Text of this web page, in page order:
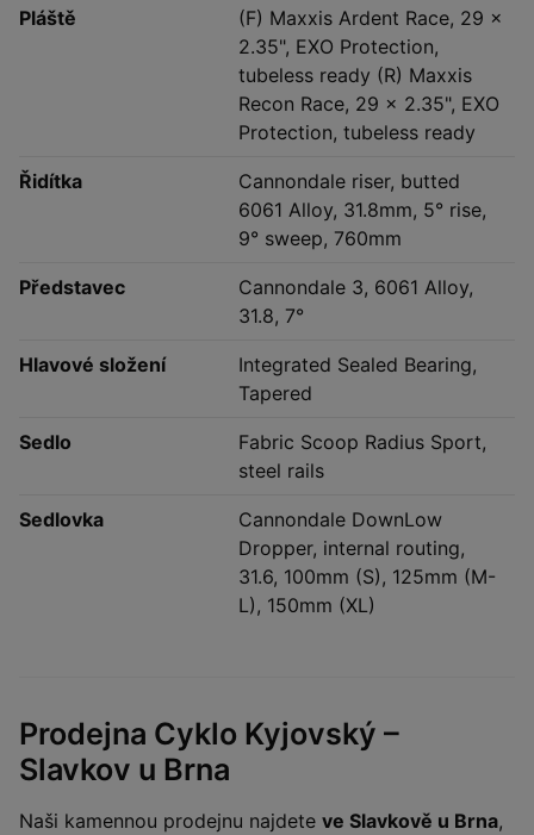
Pláště
(F) Maxxis Ardent Race, 29 x
2.35", EXO Protection,
tubeless ready (R) Maxxis
Recon Race, 29 x 2.35", EXO
Protection, tubeless ready
Řidítka
Cannondale riser, butted
6061 Alloy, 31.8mm, 5° rise,
9° sweep, 760mm
Představec
Cannondale 3, 6061 Alloy,
31.8, 7°
Hlavové složení
Integrated Sealed Bearing,
Tapered
Sedlo
Fabric Scoop Radius Sport,
steel rails
Sedlovka
Cannondale DownLow
Dropper, internal routing,
31.6, 100mm (S), 125mm (M-
L), 150mm (XL)
Prodejna Cyklo Kyjovský –
Slavkov u Brna
Naši kamennou prodejnu najdete ve Slavkově u Brna,